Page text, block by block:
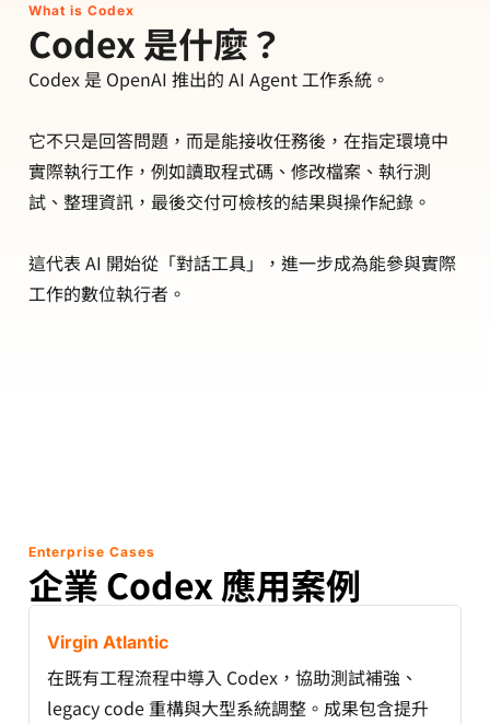
What is Codex
Codex 是什麼？
Codex 是 OpenAI 推出的 AI Agent 工作系統。
它不只是回答問題，而是能接收任務後，在指定環境中
實際執行工作，例如讀取程式碼、修改檔案、執行測
試、整理資訊，最後交付可檢核的結果與操作紀錄。
這代表 AI 開始從「對話工具」，進一步成為能參與實際
工作的數位執行者。
Enterprise Cases
企業 Codex 應用案例
Virgin Atlantic
在既有工程流程中導入 Codex，協助測試補強、
legacy code 重構與大型系統調整。成果包含提升